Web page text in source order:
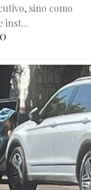
sino como
inst...